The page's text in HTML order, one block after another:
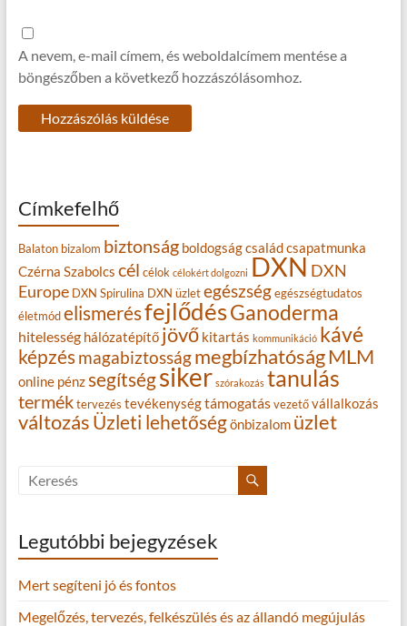
A nevem, e-mail címem, és weboldalcímem mentése a
böngészőben a következő hozzászólásomhoz.
Címkefelhő
Balaton bizalom biztonság boldogságcsaládcsapatmunka
Czérna Szabolcs cél célok célokért dolgozni DXNDXN
Europe DXN Spirulina DXN üzlet egészség egészségtudatos
életmód elismerésfejlődésGanoderma
hitelesség hálózatépítő jövő kitartás kommunikáció kávé
képzésmagabiztosságmegbízhatóságMLM
online pénz segítségsiker szórakozás tanulás
termék tervezés tevékenységtámogatás vezető vállalkozás
változás Üzleti lehetőségönbizalom üzlet
Legutóbbi bejegyzések
Mert segíteni jó és fontos
Megelőzés, tervezés, felkészülés és az állandó megújulás